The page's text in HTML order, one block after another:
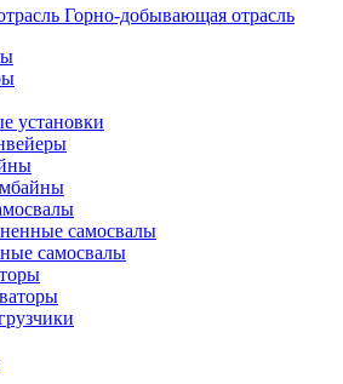
Горно-добывающая отрасль
установки
самосвалы
самосвалы